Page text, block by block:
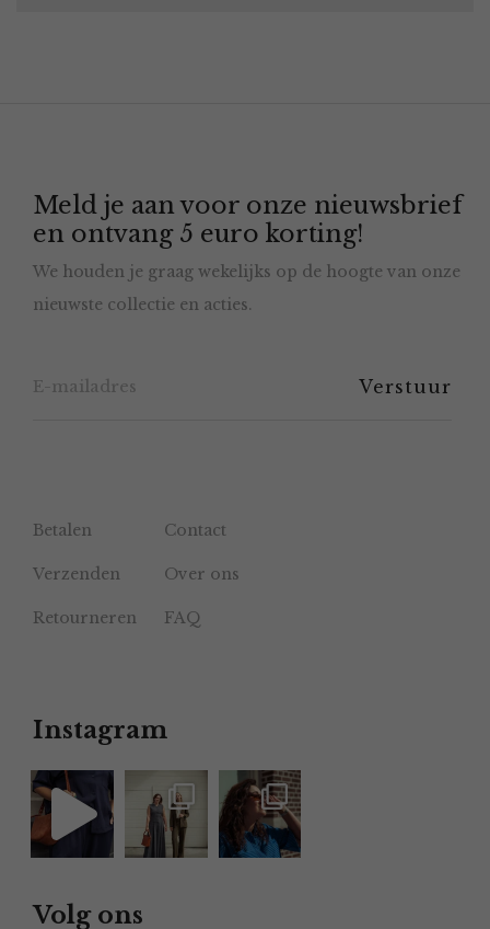
Meld je aan voor onze nieuwsbrief
en ontvang 5 euro korting!
We houden je graag wekelijks op de hoogte van onze
nieuwste collectie en acties.
Betalen Contact
Verzenden Over ons
Retourneren FAQ
Instagram
Volg ons